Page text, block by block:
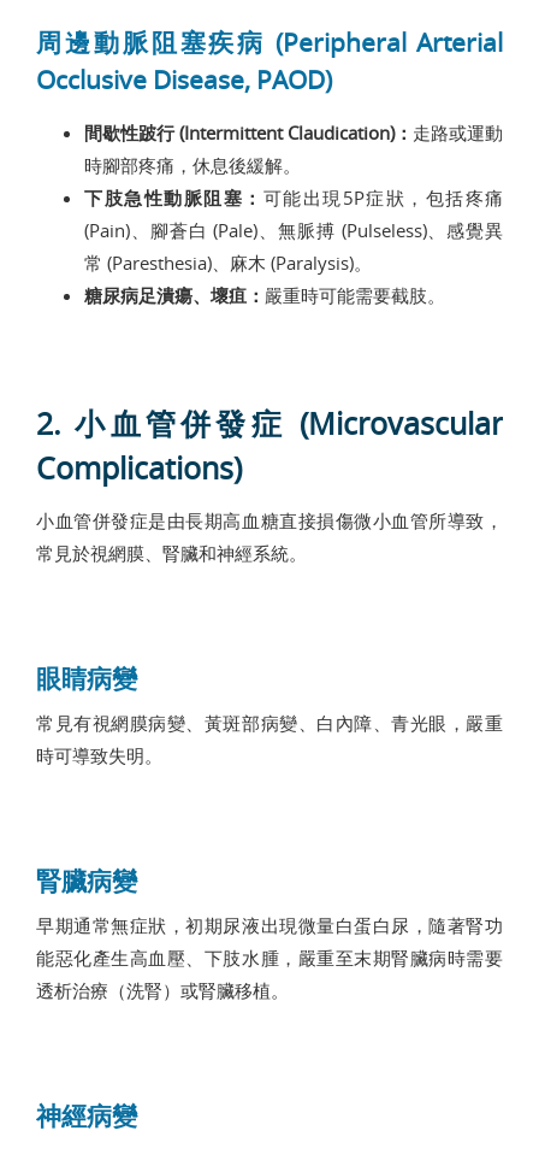
周邊動脈阻塞疾病 (Peripheral Arterial
Occlusive Disease, PAOD)
間歇性跛行 (Intermittent Claudication)： 走路或運動
時腳部疼痛，休息後緩解。
下肢急性動脈阻塞： 可能出現5P症狀，包括疼痛
(Pain)、腳蒼白 (Pale)、無脈搏 (Pulseless)、感覺異
常 (Paresthesia)、麻木 (Paralysis)。
糖尿病足潰瘍、壞疽： 嚴重時可能需要截肢。
2. 小血管併發症 (Microvascular
Complications)
小血管併發症是由長期高血糖直接損傷微小血管所導致，
常見於視網膜、腎臟和神經系統。
眼睛病變
常見有視網膜病變、黃斑部病變、白內障、青光眼，嚴重
時可導致失明。
腎臟病變
早期通常無症狀，初期尿液出現微量白蛋白尿，隨著腎功
能惡化產生高血壓、下肢水腫，嚴重至末期腎臟病時需要
透析治療（洗腎）或腎臟移植。
神經病變